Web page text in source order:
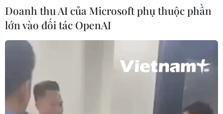
Doanh thu AI của Microsoft phụ thuộc phần
lớn vào đối tác OpenAI